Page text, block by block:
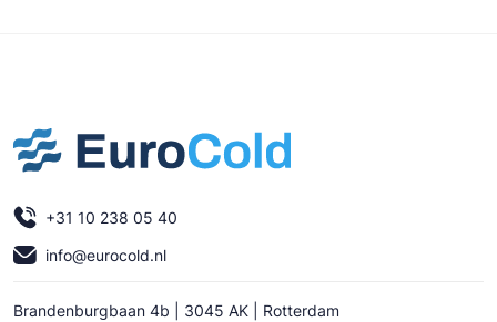
+31 10 238 05 40
info@eurocold.nl
Brandenburgbaan 4b | 3045 AK | Rotterdam